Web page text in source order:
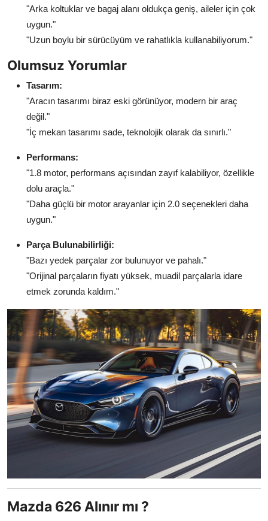
"Arka koltuklar ve bagaj alanı oldukça geniş, aileler için çok
uygun."
"Uzun boylu bir sürücüyüm ve rahatlıkla kullanabiliyorum."
Olumsuz Yorumlar
Tasarım:
"Aracın tasarımı biraz eski görünüyor, modern bir araç
değil."
"İç mekan tasarımı sade, teknolojik olarak da sınırlı."
Performans:
"1.8 motor, performans açısından zayıf kalabiliyor, özellikle
dolu araçla."
"Daha güçlü bir motor arayanlar için 2.0 seçenekleri daha
uygun."
Parça Bulunabilirliği:
"Bazı yedek parçalar zor bulunuyor ve pahalı."
"Orijinal parçaların fiyatı yüksek, muadil parçalarla idare
etmek zorunda kaldım."
Mazda 626 Alınır mı ?